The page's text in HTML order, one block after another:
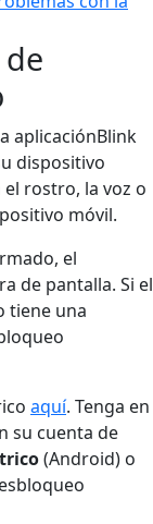
aplicaciónBlink
dispositivo
rostro, la voz o
móvil.
el
de pantalla. Si el
tiene una
aquí. Tenga en
su cuenta de
(Android) o